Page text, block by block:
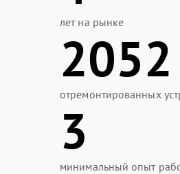
лет на рынке
2052
отремонтированных
3
минимальный опыт